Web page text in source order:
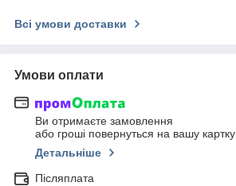
Всі умови доставки
Умови оплати
Ви отримаєте замовлення
або гроші повернуться на вашу картку
Детальніше
Післяплата